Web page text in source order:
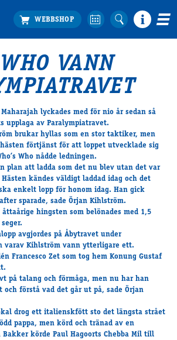
WHO VANN
lyckades med för nio år sedan så
upplaga av Paralympiatravet.
brukar hyllas som en stor taktiker, men
förtjänst för att loppet utvecklade sig
Who nådde ledningen.
plan att ladda som det nu blev utan det var
kändes väldigt laddad idag och det
enkelt lopp för honom idag. Han gick
sparade, sade Örjan Kihlström.
hingsten som belönades med 1,5
avgjordes på Åbytravet under
varav Kihlström vann ytterligare ett.
Francesco Zet som tog hem Konung Gustaf
på talang och förmåga, men nu har han
och förstå vad det går ut på, sade Örjan
drog ett italienskfött sto det längsta strået
pappa, men körd och tränad av en
körde Paul Hagoorts Chebba Mil till